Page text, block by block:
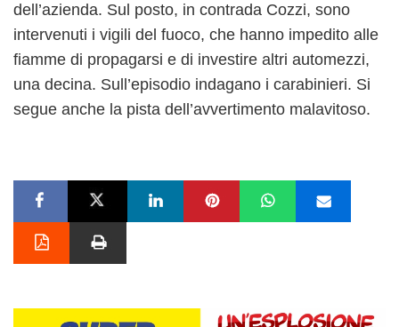
dell’azienda. Sul posto, in contrada Cozzi, sono
intervenuti i vigili del fuoco, che hanno impedito alle
fiamme di propagarsi e di investire altri automezzi,
una decina. Sull’episodio indagano i carabinieri. Si
segue anche la pista dell’avvertimento malavitoso.